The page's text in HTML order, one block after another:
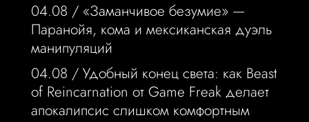
04.08 / «Заманчивое безумие» —
Паранойя, кома и мексиканская дуэль
манипуляций
04.08 / Удобный конец света: как Beast
of Reincarnation от Game Freak делает
апокалипсис слишком комфортным